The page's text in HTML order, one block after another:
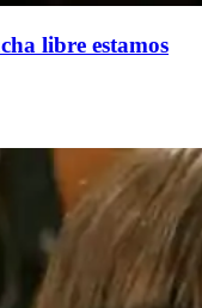
libre estamos